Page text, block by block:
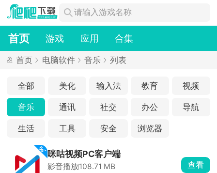
首页 游戏 应用 合集
首页 电脑软件 音乐 列表
全部 美化 输入法 教育 视频
音乐 通讯 社交 办公 导航
生活 工具 安全 浏览器
咪咕视频PC客户端
影音播放108.71 MB
查看